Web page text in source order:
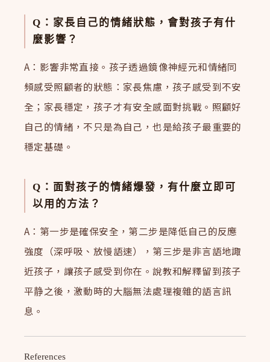
Q：家長自己的情緒狀態，會對孩子有什
麼影響？
A：影響非常直接。孩子透過鏡像神經元和情緒同
頻感受照顧者的狀態：家長焦慮，孩子感受到不安
全；家長穩定，孩子才有安全感面對挑戰。照顧好
自己的情緒，不只是為自己，也是給孩子最重要的
穩定基礎。
Q：面對孩子的情緒爆發，有什麼立即可
以用的方法？
A：第一步是確保安全，第二步是降低自己的反應
強度（深呼吸、放慢語速），第三步是非言語地諏
近孩子，讓孩子感受到你在。說教和解釋留到孩子
平静之後，激動時的大腦無法處理複雜的語言訊
息。
References